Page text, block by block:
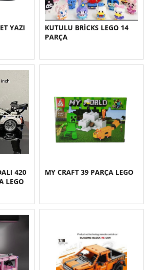
YAZI
KUTULU BRİCKS LEGO 14
PARÇA
420
LEGO
MY CRAFT 39 PARÇA LEGO